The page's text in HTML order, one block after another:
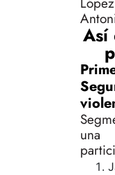
Así
una